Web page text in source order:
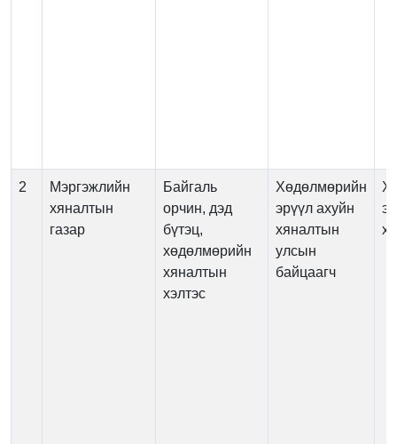
2
Мэргэжлийн
хяналтын
газар
Байгаль
орчин, дэд
бүтэц,
хөдөлмөрийн
хяналтын
хэлтэс
Хөдөлмөрийн
эрүүл ахуйн
хяналтын
улсын
байцаагч